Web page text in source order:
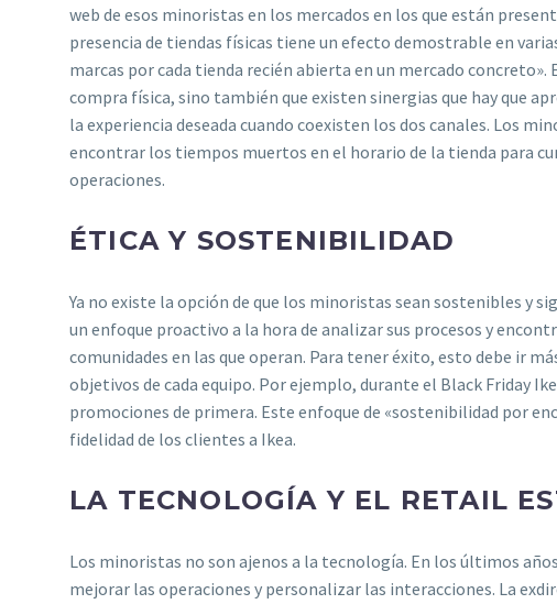
web de esos minoristas en los mercados en los que están
presencia de tiendas físicas tiene un efecto demostrable en
marcas por cada tienda recién abierta en un mercado
compra física, sino también que existen sinergias que hay que
la experiencia deseada cuando coexisten los dos canales. Los
encontrar los tiempos muertos en el horario de la tienda para
operaciones.
ÉTICA Y SOSTENIBILIDAD
Ya no existe la opción de que los minoristas sean sostenibles y
un enfoque proactivo a la hora de analizar sus procesos y
comunidades en las que operan. Para tener éxito, esto debe ir
objetivos de cada equipo. Por ejemplo, durante el Black Friday
promociones de primera. Este enfoque de «sostenibilidad por
fidelidad de los clientes a Ikea.
LA TECNOLOGÍA Y EL RETAIL
Los minoristas no son ajenos a la tecnología. En los últimos
mejorar las operaciones y personalizar las interacciones. La